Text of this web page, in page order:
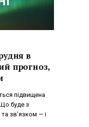
в
прогноз,
підвищена
Що буде з
зв’язком — і